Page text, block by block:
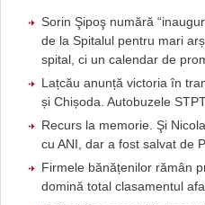
Sorin Şipoş numără
de la Spitalul pentru mari
spital, ci un calendar de
Lațcău anunță victoria în
și Chișoda. Autobuzele
Recurs la memorie. Şi
cu ANI, dar a fost salvat de
Firmele bănățenilor rămân
domină total clasamentul